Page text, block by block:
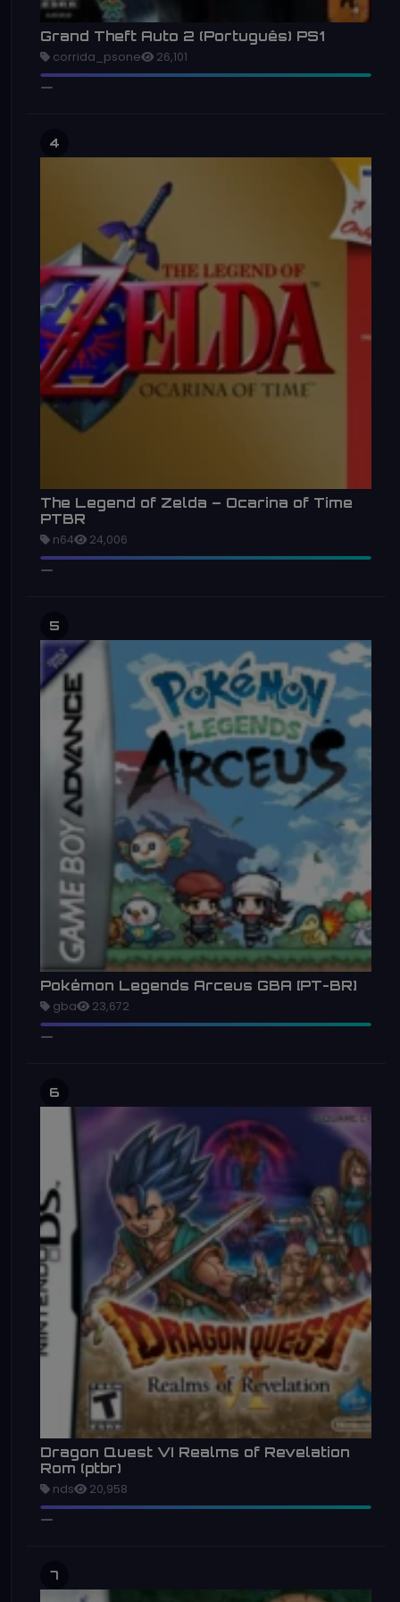
Grand Theft Auto 2 (Português) PS1
corrida_psone 26,101
4
The Legend of Zelda – Ocarina of Time
PTBR
n64 24,006
5
Pokémon Legends Arceus GBA [PT-BR]
gba 23,672
6
Dragon Quest VI Realms of Revelation
Rom (ptbr)
nds 20,958
7